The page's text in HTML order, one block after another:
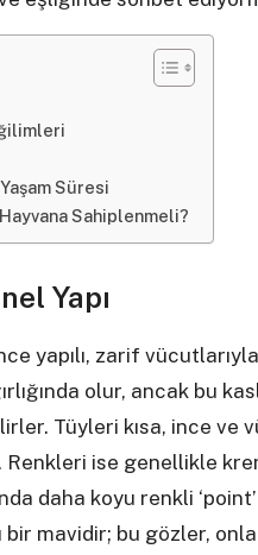
Süresi
Sahiplenmeli?
Yapı
yapılı, zarif
olur, ancak bu
Tüyleri kısa, ince ve
ise genellikle
daha koyu renkli
mavidir; bu gözler,